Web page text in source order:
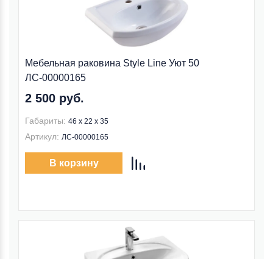
Мебельная раковина Style Line Уют 50
ЛС-00000165
2 500 руб.
Габариты: 46 x 22 x 35
Артикул: ЛС-00000165
В корзину